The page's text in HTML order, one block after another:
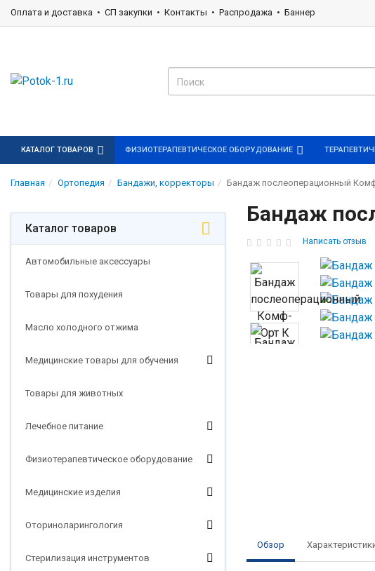
Оплата и доставка СП закупки Контакты Распродажа Баннер
КАТАЛОГ ТОВАРОВ ФИЗИОТЕРАПЕВТИЧЕСКОЕ ОБОРУДОВАНИЕ
Главная Ортопедия Бандажи, корректоры Бандаж послеоперационный
Каталог товаров
Автомобильные аксессуары
Товары для похудения
Масло холодного отжима
Медицинские товары для обучения
Товары для животных
Лечебное питание
Физиотерапевтическое оборудование
Медицинские изделия
Оториноларингология
Стерилизация инструментов
Бандаж
Написать отзыв
Обзор